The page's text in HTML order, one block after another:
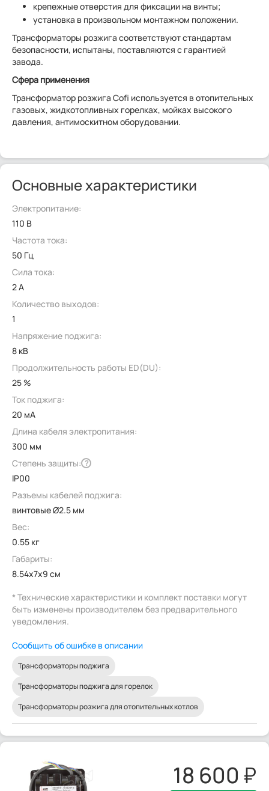
крепежные отверстия для фиксации на винты;
установка в произвольном монтажном положении.
Трансформаторы розжига соответствуют стандартам
безопасности, испытаны, поставляются с гарантией
завода.
Сфера применения
Трансформатор розжига Cofi используется в отопительных
газовых, жидкотопливных горелках, мойках высокого
давления, антимоскитном оборудовании.
Основные характеристики
Электропитание:
110 В
Частота тока:
50 Гц
Сила тока:
2 А
Количество выходов:
1
Напряжение поджига:
8 кВ
Продолжительность работы ED(DU):
25 %
Ток поджига:
20 мА
Длина кабеля электропитания:
300 мм
Степень защиты: ?
IP00
Разъемы кабелей поджига:
винтовые Ø2.5 мм
Вес:
0.55 кг
Габариты:
8.54x7x9 см
* Технические характеристики и комплект поставки могут
быть изменены производителем без предварительного
уведомления.
Сообщить об ошибке в описании
Трансформаторы поджига
Трансформаторы поджига для горелок
Трансформаторы розжига для отопительных котлов
18 600